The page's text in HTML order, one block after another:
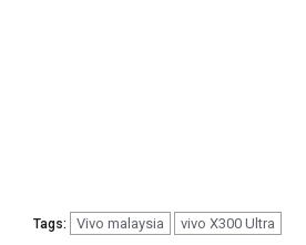
Tags: Vivo malaysia vivo X300 Ultra